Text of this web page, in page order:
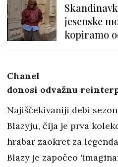
jesenske
kopiramo
Chanel
donosi odvažnu
Najiščekivaniji debi
Blazyju, čija je prva
hrabar zaokret za
Blazy je započeo